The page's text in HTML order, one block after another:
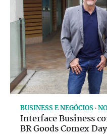
BUSINESS E NEGÓCIOS
Interface Business
BR Goods Comex Day